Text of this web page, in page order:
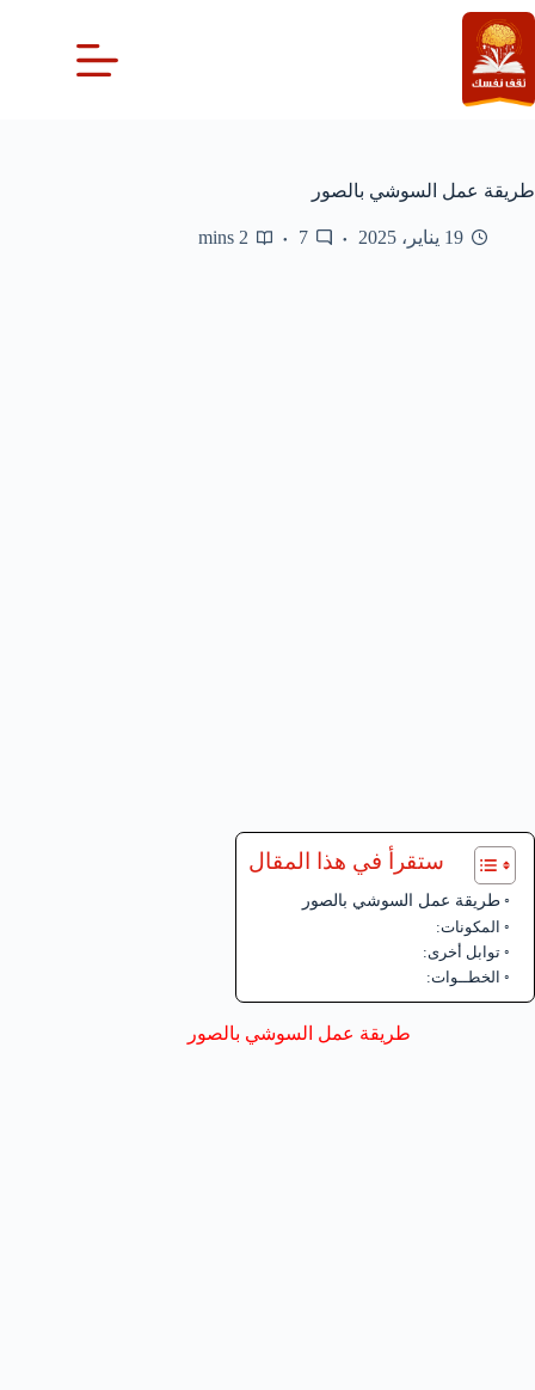
التجاوز
إلى
المحتوى
طريقة عمل السوشي بالصور
19 يناير، 2025 7
2 mins
ستقرأ في هذا المقال
طريقة عمل السوشي بالصور
المكونات:
توابل أخرى:
الخطــوات:
طريقة عمل السوشي بالصور